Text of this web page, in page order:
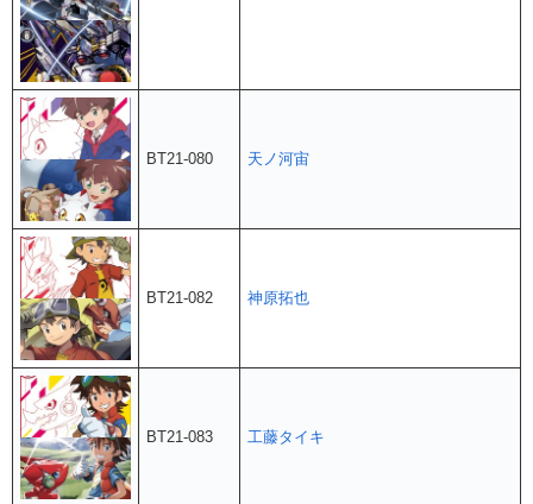
BT21-080 天ノ河宙
BT21-082 神原拓也
BT21-083 工藤タイキ